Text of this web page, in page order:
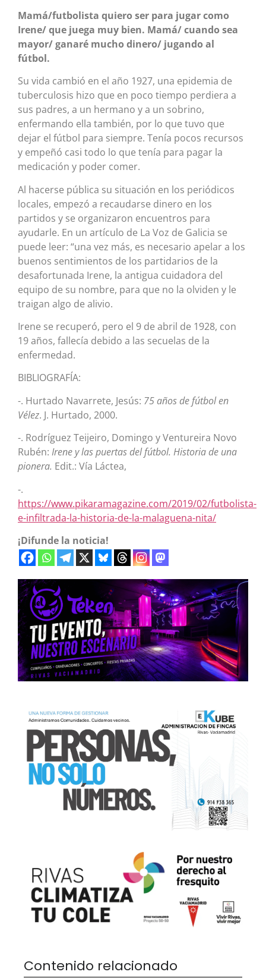
Mamá/futbolista quiero ser para jugar como
Irene/ que juega muy bien. Mamá/ cuando sea
mayor/ ganaré mucho dinero/ jugando al
fútbol.
Su vida cambió en el año 1927, una epidemia de
tuberculosis hizo que en poco tiempo perdiera a
sus padres, a un hermano y a un sobrino,
enfermando ella también, por lo que tuvo que
dejar el fútbol para siempre. Tenía pocos recursos
y empeñó casi todo lo que tenía para pagar la
medicación y poder comer.
Al hacerse pública su situación en los periódicos
locales, empezó a recaudarse dinero en los
partidos y se organizaron encuentros para
ayudarle. En un artículo de La Voz de Galicia se
puede leer: “una vez más, es necesario apelar a los
buenos sentimientos de los partidarios de la
desafortunada Irene, la antigua cuidadora del
equipo de su nombre, para que no la olviden y le
traigan algo de alivio.
Irene se recuperó, pero el 9 de abril de 1928, con
19 años, fallecía debido a las secuelas de la
enfermedad.
BIBLIOGRAFÍA:
-. Hurtado Navarrete, Jesús: 75 años de fútbol en
Vélez. J. Hurtado, 2000.
-. Rodríguez Teijeiro, Domingo y Ventureira Novo
Rubén: Irene y las puertasdel fútbol. Historia de una
pionera. Edit.: Vía Láctea,
-.
https://www.pikaramagazine.com/2019/02/futbolista-
e-infiltrada-la-historia-de-la-malaguena-nita/
¡Difunde la noticia!
Contenido relacionado